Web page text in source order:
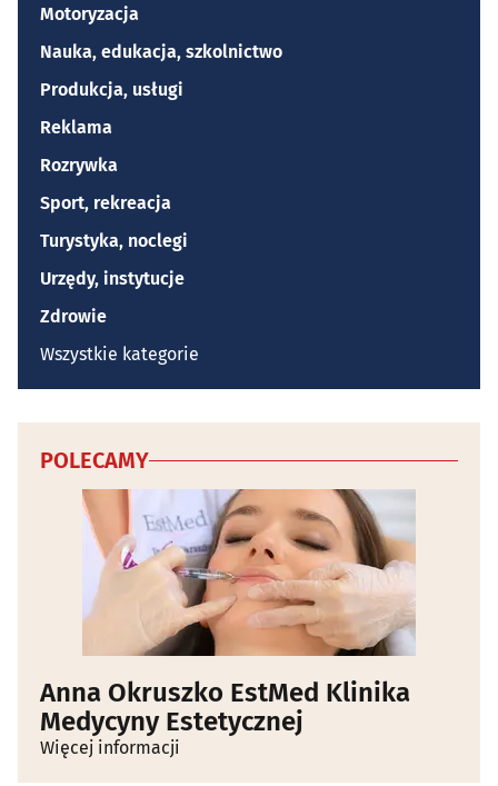
Motoryzacja
Nauka, edukacja, szkolnictwo
Produkcja, usługi
Reklama
Rozrywka
Sport, rekreacja
Turystyka, noclegi
Urzędy, instytucje
Zdrowie
Wszystkie kategorie
POLECAMY
Anna Okruszko EstMed Klinika
Medycyny Estetycznej
Więcej informacji